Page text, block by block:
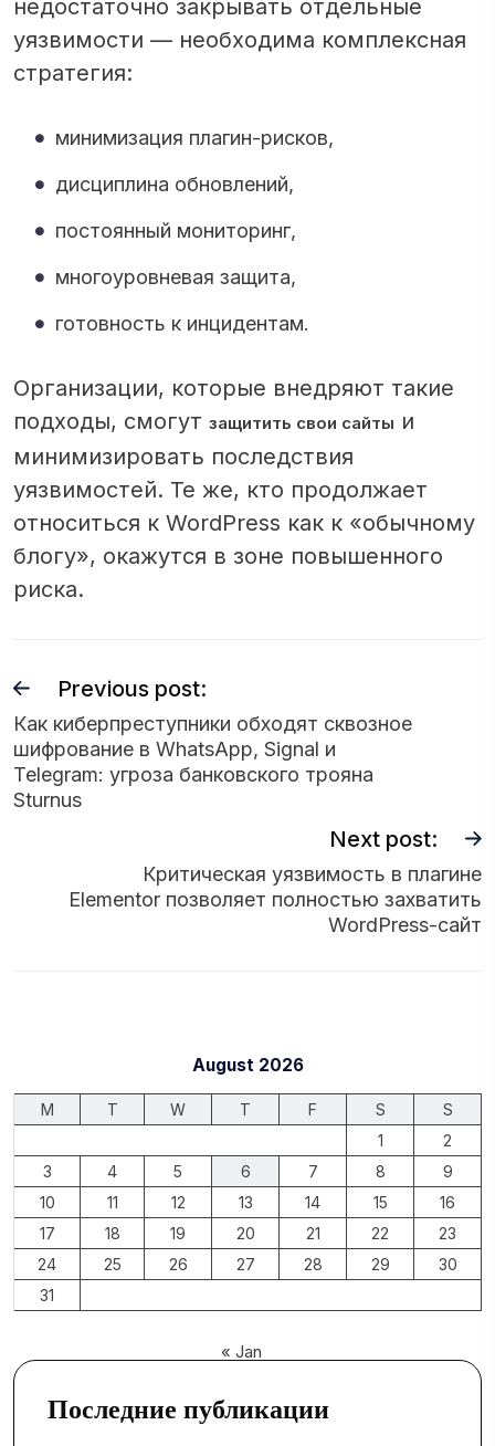
недостаточно закрывать отдельные
уязвимости — необходима комплексная
стратегия:
минимизация плагин-рисков,
дисциплина обновлений,
постоянный мониторинг,
многоуровневая защита,
готовность к инцидентам.
Организации, которые внедряют такие
подходы, смогут защитить свои сайты и
минимизировать последствия
уязвимостей. Те же, кто продолжает
относиться к WordPress как к «обычному
блогу», окажутся в зоне повышенного
риска.
Previous post:
Как киберпреступники обходят сквозное
шифрование в WhatsApp, Signal и
Telegram: угроза банковского трояна
Sturnus
Next post:
Критическая уязвимость в плагине
Elementor позволяет полностью захватить
WordPress-сайт
August 2026
M T W T F S
S
1
2
3
4 5 6 7 8
9
10
11 12 13 14 15
16
17
18 19 20 21 22
23
24
25 26 27 28 29
30
31
« Jan
Последние публикации